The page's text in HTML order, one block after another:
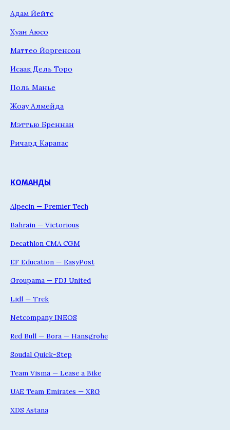
Адам Йейтс
Хуан Аюсо
Маттео Йоргенсон
Исаак Дель Торо
Поль Манье
Жоау Алмейда
Мэттью Бреннан
Ричард Карапас
КОМАНДЫ
Alpecin — Premier Tech
Bahrain — Victorious
Decathlon CMA CGM
EF Education — EasyPost
Groupama — FDJ United
Lidl — Trek
Netcompany INEOS
Red Bull — Bora — Hansgrohe
Soudal Quick-Step
Team Visma — Lease a Bike
UAE Team Emirates — XRG
XDS Astana